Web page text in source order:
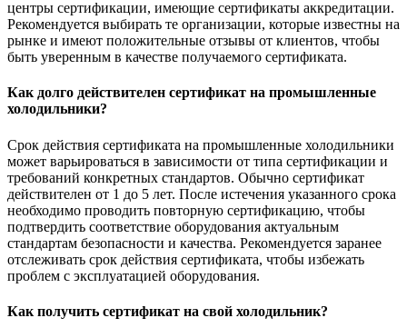
центры сертификации, имеющие сертификаты аккредитации.
Рекомендуется выбирать те организации, которые известны на
рынке и имеют положительные отзывы от клиентов, чтобы
быть уверенным в качестве получаемого сертификата.
Как долго действителен сертификат на промышленные
холодильники?
Срок действия сертификата на промышленные холодильники
может варьироваться в зависимости от типа сертификации и
требований конкретных стандартов. Обычно сертификат
действителен от 1 до 5 лет. После истечения указанного срока
необходимо проводить повторную сертификацию, чтобы
подтвердить соответствие оборудования актуальным
стандартам безопасности и качества. Рекомендуется заранее
отслеживать срок действия сертификата, чтобы избежать
проблем с эксплуатацией оборудования.
Как получить сертификат на свой холодильник?